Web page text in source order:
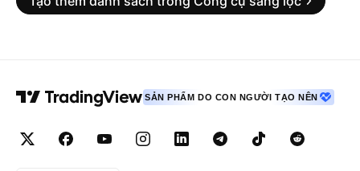
SẢN PHẨM DO CON NGƯỜI TẠO NÊN